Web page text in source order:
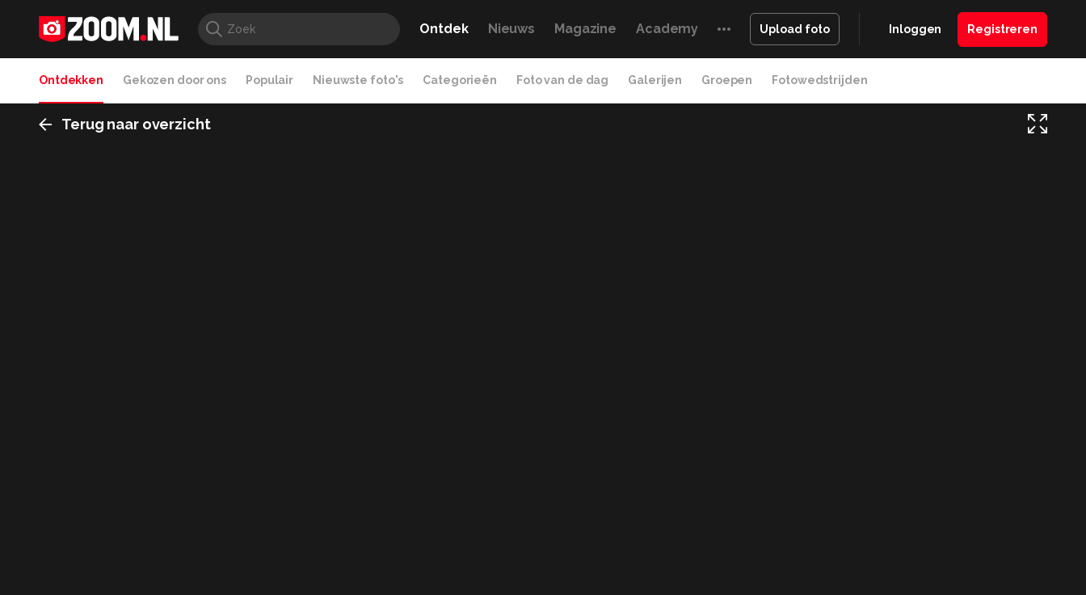
Ontdek Nieuws Magazine Academy Upload foto Inloggen Registreren
Ontdekken Gekozen door ons Populair Nieuwste foto's Categorieën Foto van de dag Galerijen Groepen Fotowedstrijden
Terug naar overzicht